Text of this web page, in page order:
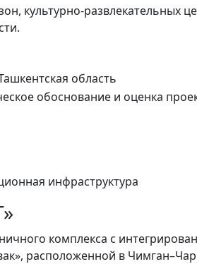
культурно-развлекательных
область
обоснование и оценка
инфраструктура
комплекса с
расположенной в